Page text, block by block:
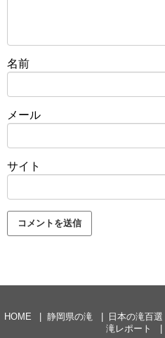
名前
メール
サイト
HOME 静岡県の滝 日本の滝百選
滝レポート